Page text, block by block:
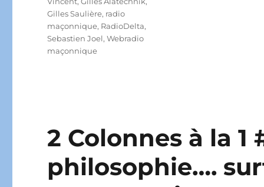
Gilles Saulière, radio
maçonnique, RadioDelta,
Sebastien Joel,Webradio
maçonnique
2 Colonnes à la 1
philosophie….